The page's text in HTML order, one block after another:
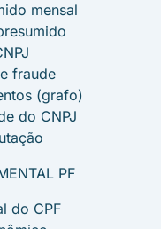
mensal
fraude
(grafo)
do CNPJ
PF
do CPF